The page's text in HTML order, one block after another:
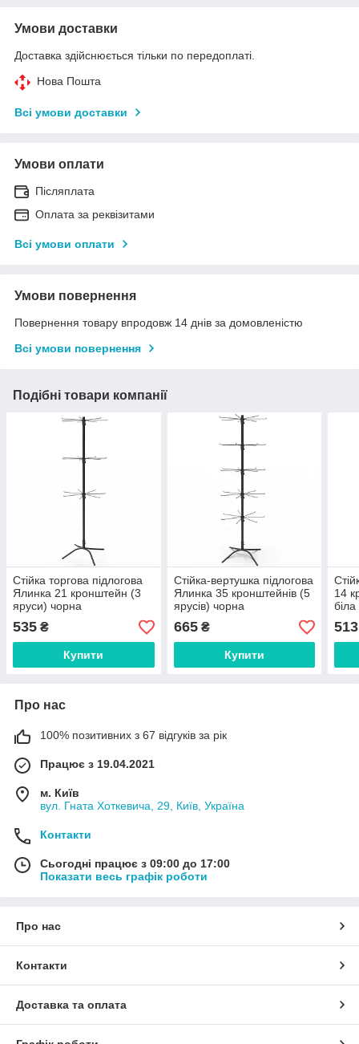
Умови доставки
Доставка здійснюється тільки по передоплаті.
Нова Пошта
Всі умови доставки
Умови оплати
Післяплата
Оплата за реквізитами
Всі умови оплати
Умови повернення
Повернення товару впродовж 14 днів за домовленістю
Всі умови повернення
Подібні товари компанії
Стійка торгова підлогова
Ялинка 21 кронштейн (3
яруси) чорна
535 ₴
Купити
Стійка-вертушка підлогова
Ялинка 35 кронштейнів (5
ярусів) чорна
665₴
Купити
14
біла
513
Про нас
100% позитивних з 67 відгуків за рік
Працює з 19.04.2021
м. Київ
вул. Гната Хоткевича, 29, Київ, Україна
Контакти
Сьогодні працює з 09:00 до 17:00
Показати весь графік роботи
Про нас
Контакти
Доставка та оплата